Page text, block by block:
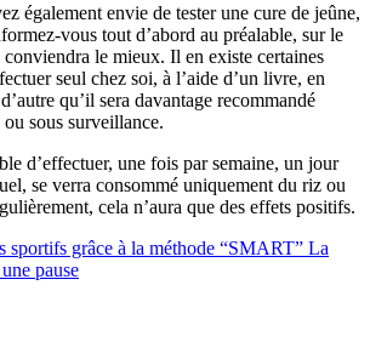
également envie de tester une cure de jeûne,
vous tout d’abord au préalable, sur le
le mieux. Il en existe certaines
seul chez soi, à l’aide d’un livre, en
qu’il sera davantage recommandé
sous surveillance.
d’effectuer, une fois par semaine, un jour
se verra consommé uniquement du riz ou
cela n’aura que des effets positifs.
sportifs grâce à la méthode “SMART” La
pause